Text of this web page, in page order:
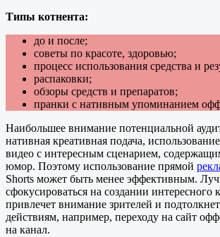
Типы котнента:
до и после;
советы по красоте, здоровью;
процесс использования средства и
распаковки;
обзоры средств и препаратов;
пранки с нативным упоминанием
Наибольшее внимание потенциальной
нативная креативная подача,
видео с интересным сценарием,
юмор. Поэтому использование прямой
Shorts может быть менее эффективным.
сфокусироваться на создании интересного
привлечет внимание зрителей и
действиям, например, переходу на сайт
на канал.